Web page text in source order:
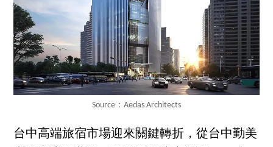
Source：Aedas Architects
台中高端旅宿市場迎來關鍵轉折，從台中勤美